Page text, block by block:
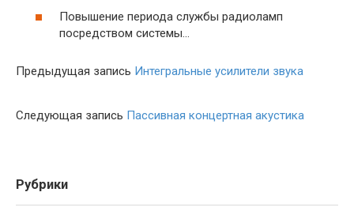
Повышение периода службы радиоламп
посредством системы…
Предыдущая запись Интегральные усилители звука
Следующая запись Пассивная концертная акустика
Рубрики